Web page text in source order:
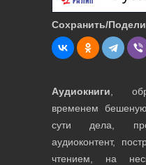
0:00
Сохранить/
Аудиокниги ,
временем
сути дела,
аудиоконтент,
чтением, на